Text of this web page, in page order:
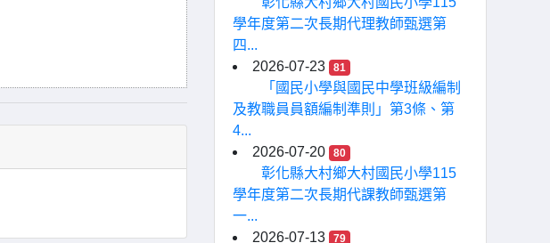
學年度第二次長期代理教師甄選第
四...
2026-07-23
81
「國民小學與國民中學班級編制
及教職員員額編制準則」第3條、第
4...
2026-07-20
80
彰化縣大村鄉大村國民小學115
學年度第二次長期代課教師甄選第
一...
2026-07-13
79